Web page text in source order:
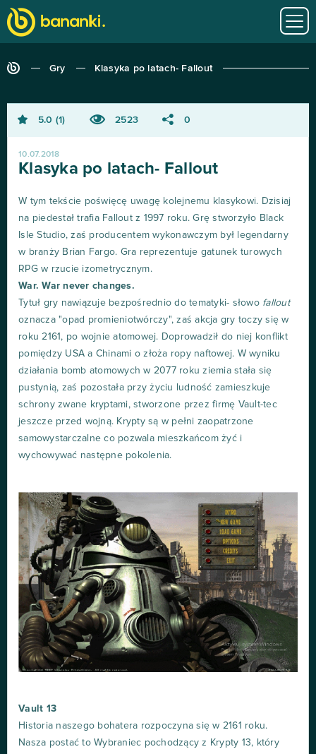
Gry Klasyka po latach- Fallout
5.0 1 2523 0
10.07.2018
Klasyka po latach- Fallout
W tym tekście poświęcę uwagę kolejnemu klasykowi. Dzisiaj
na piedestał trafia Fallout z 1997 roku. Grę stworzyło Black
Isle Studio, zaś producentem wykonawczym był legendarny
w branży Brian Fargo. Gra reprezentuje gatunek turowych
RPG w rzucie izometrycznym.
War. War never changes.
Tytuł gry nawiązuje bezpośrednio do tematyki- słowo fallout
oznacza "opad promieniotwórczy", zaś akcja gry toczy się w
roku 2161, po wojnie atomowej. Doprowadził do niej konflikt
pomiędzy USA a Chinami o złoża ropy naftowej. W wyniku
działania bomb atomowych w 2077 roku ziemia stała się
pustynią, zaś pozostała przy życiu ludność zamieszkuje
schrony zwane kryptami, stworzone przez firmę Vault-tec
jeszcze przed wojną. Krypty są w pełni zaopatrzone
samowystarczalne co pozwala mieszkańcom żyć i
wychowywać następne pokolenia.
Vault 13
Historia naszego bohatera rozpoczyna się w 2161 roku.
Nasza postać to Wybraniec pochodzący z Krypty 13, który